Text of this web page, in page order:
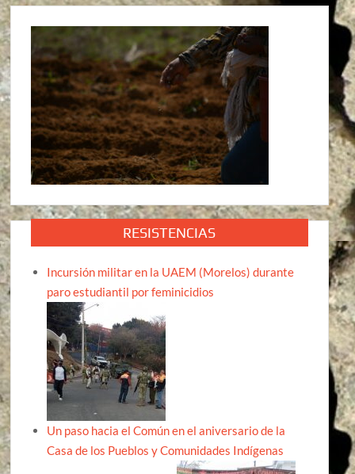
RESISTENCIAS
Incursión militar en la UAEM (Morelos) durante
paro estudiantil por feminicidios
Un paso hacia el Común en el aniversario de la
Casa de los Pueblos y Comunidades Indígenas